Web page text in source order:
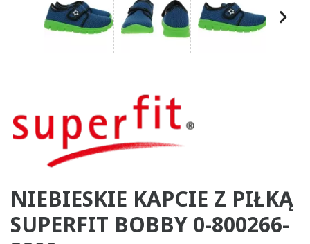
NIEBIESKIE KAPCIE Z PIŁKĄ
SUPERFIT BOBBY 0-800266-